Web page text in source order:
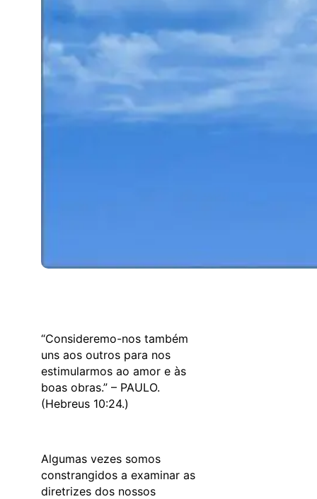
“Consideremo-nos também
uns aos outros para nos
estimularmos ao amor e às
boas obras.” – PAULO.
(Hebreus 10:24.)
Algumas vezes somos
constrangidos a examinar as
diretrizes dos nossos